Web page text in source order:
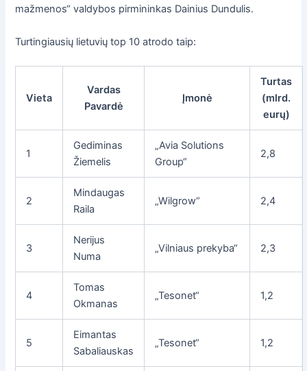
mažmenos“ valdybos pirmininkas Dainius Dundulis.
Turtingiausių lietuvių top 10 atrodo taip:
Vieta
Vardas
Pavardė
Įmonė
Turtas
(mlrd.
eurų)
1
Gediminas
Žiemelis
„Avia Solutions
Group“
2,8
2
Mindaugas
Raila
„Wilgrow“ 2,4
3
Nerijus
Numa
„Vilniaus prekyba“ 2,3
4
Tomas
Okmanas
„Tesonet“ 1,2
5
Eimantas
Sabaliauskas
„Tesonet“ 1,2